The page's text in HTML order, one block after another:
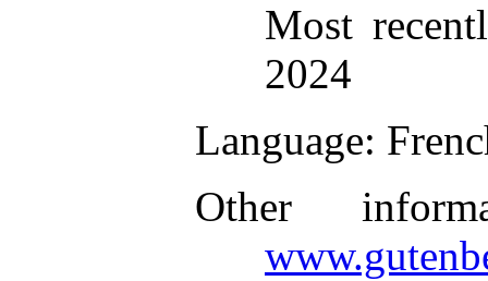
Most
2024
Language:
Other